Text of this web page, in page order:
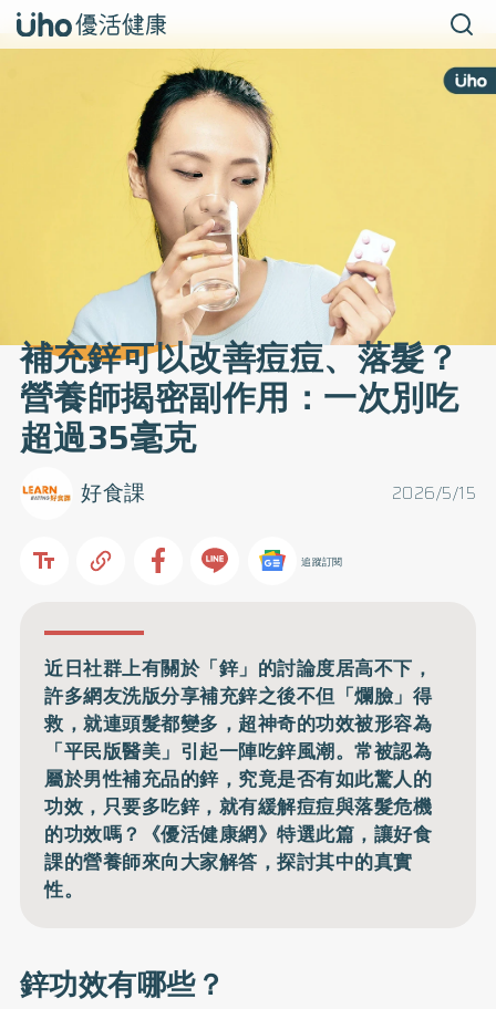
補充鋅可以改善痘痘、落髮？
營養師揭密副作用：一次別吃
超過35毫克
2026/5/15
好食課
追蹤訂閱
近日社群上有關於「鋅」的討論度居高不下，
許多網友洗版分享補充鋅之後不但「爛臉」得
救，就連頭髮都變多，超神奇的功效被形容為
「平民版醫美」引起一陣吃鋅風潮。常被認為
屬於男性補充品的鋅，究竟是否有如此驚人的
功效，只要多吃鋅，就有緩解痘痘與落髮危機
的功效嗎？《優活健康網》特選此篇，讓好食
課的營養師來向大家解答，探討其中的真實
性。
鋅功效有哪些？